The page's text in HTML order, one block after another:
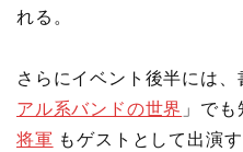
れる。
さらにイベント後半には、
アル系バンドの世界 」で
将軍 もゲストとして出演す